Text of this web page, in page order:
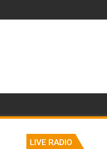
LIVE RADIO